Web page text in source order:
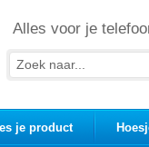
Alles voor je
je product